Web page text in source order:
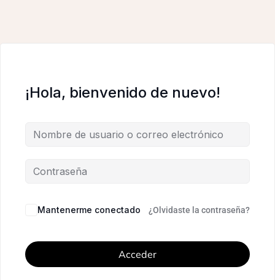
¡Hola, bienvenido de nuevo!
Mantenerme conectado ¿Olvidaste la contraseña?
Acceder